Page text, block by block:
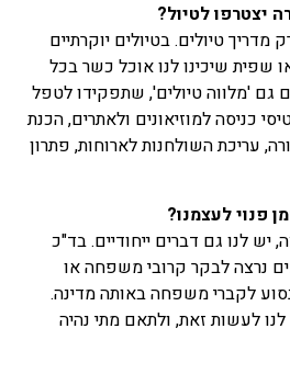
יצטרפו לטיול?
מדריך טיולים. בטיולים יוקרתיים
שיכינו לנו אוכל כשר בכל
גם 'מלווה טיולים', שתפקידו לטפל
כניסה למוזיאונים ולאתרים, הכנת
עריכת השולחנות לארוחות, פתרון
פנוי לעצמנו?
לנו גם דברים ייחודיים. בד"כ
נרצה לבקר קרובי משפחה או
לקברי משפחה באותה מדינה.
לעשות זאת, ולתאם מתי נהיה